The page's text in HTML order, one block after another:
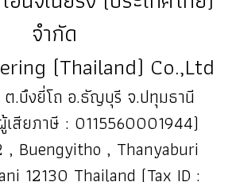
จำกัด
(Thailand) Co.,Ltd
.บึงยี่โถ อ.ธัญบุรี จ.ปทุมธานี
เสียภาษี : 0115560001944)
Buengyitho , Thanyaburi
12130 Thailand (Tax ID :